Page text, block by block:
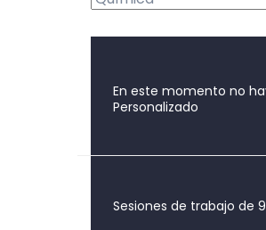
En este momento no
Personalizado
Sesiones de trabajo de